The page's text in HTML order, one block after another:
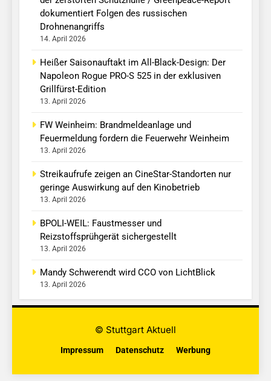
dokumentiert Folgen des russischen
Drohnenangriffs
14. April 2026
Heißer Saisonauftakt im All-Black-Design: Der
Napoleon Rogue PRO-S 525 in der exklusiven
Grillfürst-Edition
13. April 2026
FW Weinheim: Brandmeldeanlage und
Feuermeldung fordern die Feuerwehr Weinheim
13. April 2026
Streikaufrufe zeigen an CineStar-Standorten nur
geringe Auswirkung auf den Kinobetrieb
13. April 2026
BPOLI-WEIL: Faustmesser und
Reizstoffsprühgerät sichergestellt
13. April 2026
Mandy Schwerendt wird CCO von LichtBlick
13. April 2026
© Stuttgart Aktuell
Impressum Datenschutz Werbung